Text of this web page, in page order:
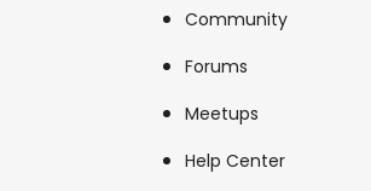
Community
Forums
Meetups
Help Center